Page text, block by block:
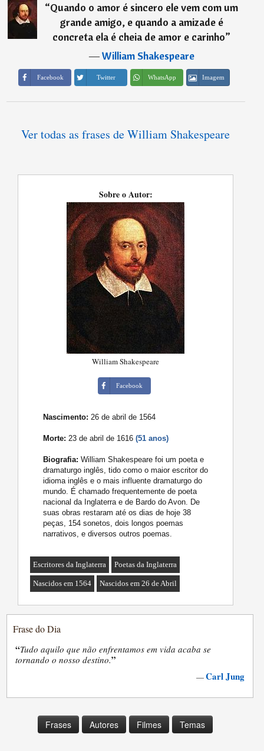
“Quando o amor é sincero ele vem com um
grande amigo, e quando a amizade é
concreta ela é cheia de amor e carinho”
―William Shakespeare
Facebook Twitter WhatsApp Imagem
Ver todas as frases de William Shakespeare
Sobre o Autor:
William Shakespeare
Facebook
Nascimento: 26 de abril de 1564
Morte: 23 de abril de 1616(51 anos)
Biografia: William Shakespeare foi um poeta e
dramaturgo inglês, tido como o maior escritor do
idioma inglês e o mais influente dramaturgo do
mundo. É chamado frequentemente de poeta
nacional da Inglaterra e de Bardo do Avon. De
suas obras restaram até os dias de hoje 38
peças, 154 sonetos, dois longos poemas
narrativos, e diversos outros poemas.
Escritores da Inglaterra Poetas da Inglaterra
Nascidos em 1564 Nascidos em 26 de Abril
Frase do Dia
“Tudo aquilo que não enfrentamos em vida acaba se
tornando o nosso destino.”
—Carl Jung
Frases Autores Filmes Temas